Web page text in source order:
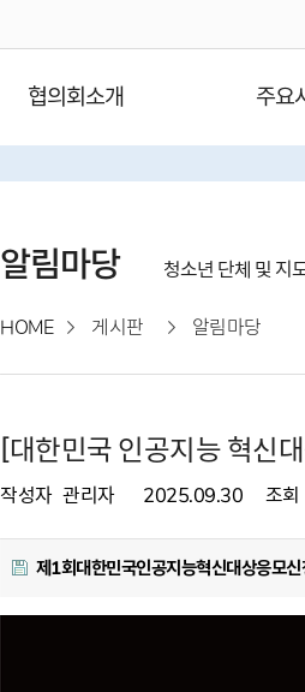
협의회소개 주요
알림마당 청소년 단체 및 지
HOME 게시판 알림마당
[대한민국 인공지능 혁신
작성자 관리자 2025.09.30 조회
제1회대한민국인공지능혁신대상응모